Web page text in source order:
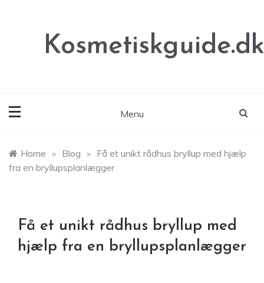
Kosmetiskguide.dk
Menu
Home » Blog » Få et unikt rådhus bryllup med hjælp
fra en bryllupsplanlægger
Få et unikt rådhus bryllup med
hjælp fra en bryllupsplanlægger